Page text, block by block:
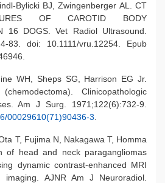
Bylicki BJ, Zwingenberger AL. CT
OF CAROTID BODY
16 DOGS. Vet Radiol Ultrasound.
83. doi: 10.1111/vru.12254. Epub
WH, Sheps SG, Harrison EG Jr.
Clinicopathologic
Am J Surg. 1971;122(6):732-9.
00029610(71)90436-3
T, Fujima N, Nakagawa T, Homma
of head and neck paragangliomas
dynamic contrast-enhanced MRI
imaging. AJNR Am J Neuroradiol.